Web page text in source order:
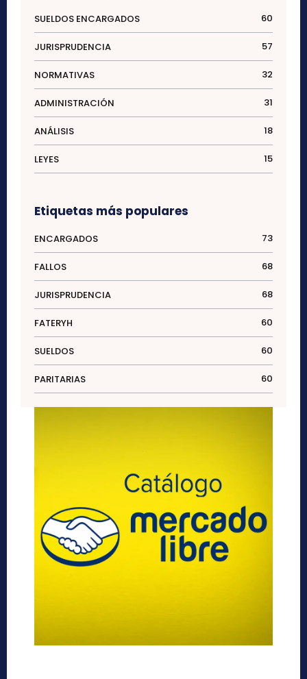
SUELDOS ENCARGADOS 60
JURISPRUDENCIA 57
NORMATIVAS 32
ADMINISTRACIÓN 31
ANÁLISIS 18
LEYES 15
Etiquetas más populares
ENCARGADOS 73
FALLOS 68
JURISPRUDENCIA 68
FATERYH 60
SUELDOS 60
PARITARIAS 60